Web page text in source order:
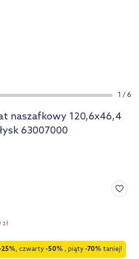
1 /6
naszafkowy 120,6x46,4
63007000
-25%, czwarty -50% , piąty -70% taniej!